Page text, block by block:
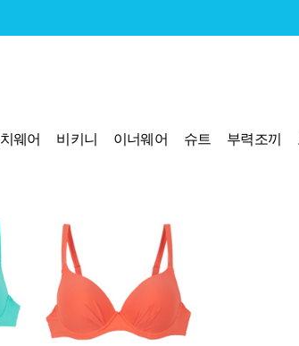
웨어 비키니 이너웨어 슈트 부력조끼